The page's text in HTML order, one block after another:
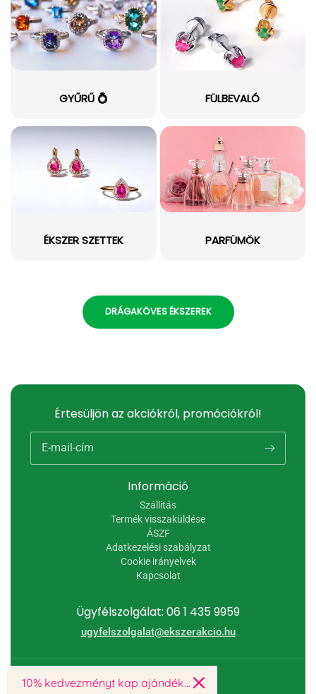
GYŰRŰ 💍 FÜLBEVALÓ
ÉKSZER SZETTEK PARFÜMÖK
DRÁGAKÖVES ÉKSZEREK
Ügyfélszolgálat: 06 1 435 9959
ugyfelszolgalat@ekszerakcio.hu
Információ
Szállítás
Termék visszaküldése
ÁSZF
Adatkezelési szabályzat
Cookie irányelvek
Kapcsolat
Értesüljön az akciókról, promóciókról!
E-mail-cím
© 2026, Ékszer Akció
10% kedvezményt kap ajándékba!